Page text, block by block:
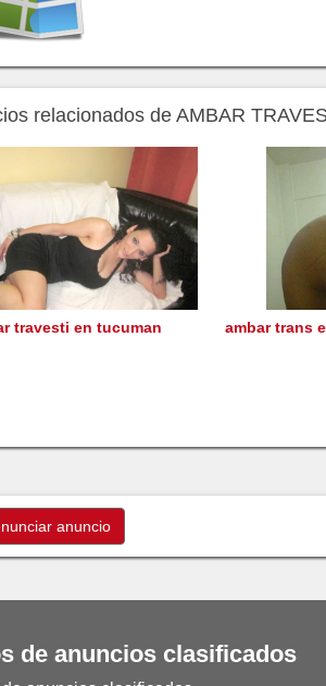
relacionados de AMBAR
travesti en tucuman ambar trans
anuncio
de anuncios clasificados